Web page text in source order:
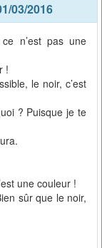
03/2016
n’est pas une
!
le noir, c’est
? Puisque je te
une couleur !
sûr que le noir,